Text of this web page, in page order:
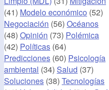
(41) Modelo económico (52)
Negociación (56) Océanos
(48) Opinión (73) Polémica
(42) Políticas (64)
Predicciones (60) Psicología
ambiental (34) Salud (37)
Soluciones (38) Tecnologías